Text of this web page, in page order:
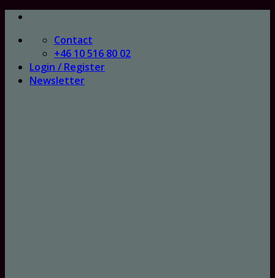
Skip
content
Contact
+46 10 516 80 02
Login / Register
Newsletter